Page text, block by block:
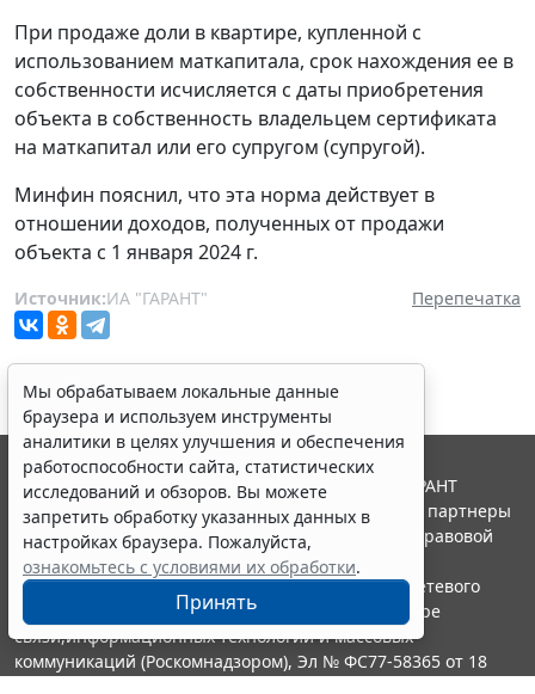
При продаже доли в квартире, купленной с
использованием маткапитала, срок нахождения ее в
собственности исчисляется с даты приобретения
объекта в собственность владельцем сертификата
на маткапитал или его супругом (супругой).
Минфин пояснил, что эта норма действует в
отношении доходов, полученных от продажи
объекта с 1 января 2024 г.
Источник:ИА "ГАРАНТ" Перепечатка
Мы обрабатываем локальные данные
браузера и используем инструменты
аналитики в целях улучшения и обеспечения
работоспособности сайта, статистических
исследований и обзоров. Вы можете
запретить обработку указанных данных в
настройках браузера. Пожалуйста,
ознакомьтесь с условиями их обработки.
Принять
© ООО "НПП "ГАРАНТ-СЕРВИС", 2026. Система ГАРАНТ
выпускается с 1990 года. Компания "Гарант" и ее партнеры
являются участниками Российской ассоциации правовой
информации ГАРАНТ.
Портал ГАРАНТ.РУ зарегистрирован в качестве сетевого
издания Федеральной службой по надзору в сфере
связи,информационных технологий и массовых
коммуникаций (Роскомнадзором), Эл № ФС77-58365 от 18